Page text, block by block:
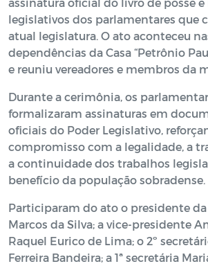
legislativos dos parlamentares que
atual legislatura. O ato aconteceu
dependências da Casa “Petrônio
e reuniu vereadores e membros da
Durante a cerimônia, os
formalizaram assinaturas em
oficiais do Poder Legislativo,
compromisso com a legalidade, a
a continuidade dos trabalhos
benefício da população sobradense.
Participaram do ato o presidente da
Marcos da Silva; a vice-presidente
Raquel Eurico de Lima; o 2º
Ferreira Bandeira; a 1ª secretária